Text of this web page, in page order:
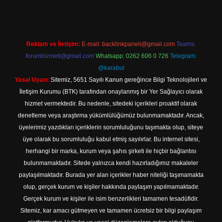
Reklam ve İletişim: E-mail: backlinkpaneli@gmail.com Teams:
forumhizmeti@gmail.com Whatsapp: 0262 606 0 726 Telegram:
@karabul
Yasal Uyarı: Sitemiz, 5651 Sayılı Kanun gereğince Bilgi Teknolojileri ve
İletişim Kurumu (BTK) tarafından onaylanmış bir Yer Sağlayıcı olarak
hizmet vermektedir. Bu nedenle, sitedeki içerikleri proaktif olarak
denetleme veya araştırma yükümlülüğümüz bulunmamaktadır. Ancak,
üyelerimiz yazdıkları içeriklerin sorumluluğunu taşımakta olup, siteye
üye olarak bu sorumluluğu kabul etmiş sayılırlar. Bu internet sitesi,
herhangi bir marka, kurum veya şahıs şirketi ile hiçbir bağlantısı
bulunmamaktadır. Sitede yalnızca kendi hazırladığımız makaleler
paylaşılmaktadır. Burada yer alan içerikler haber niteliği taşımamakta
olup, gerçek kurum ve kişiler hakkında paylaşım yapılmamaktadır.
Gerçek kurum ve kişiler ile isim benzerlikleri tamamen tesadüfidir.
Sitemiz, kar amacı gütmeyen ve tamamen ücretsiz bir bilgi paylaşım